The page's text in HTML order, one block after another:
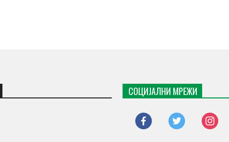
СОЦИЈАЛНИ МРЕЖИ
facebook twitter instagram